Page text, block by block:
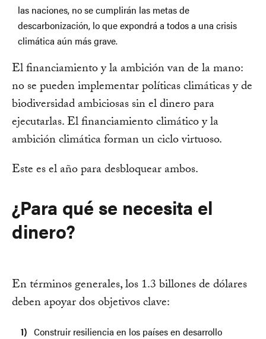
las naciones, no se cumplirán las metas de
descarbonización, lo que expondrá a todos a una crisis
climática aún más grave.
El financiamiento y la ambición van de la mano:
no se pueden implementar políticas climáticas y de
biodiversidad ambiciosas sin el dinero para
ejecutarlas. El financiamiento climático y la
ambición climática forman un ciclo virtuoso.
Este es el año para desbloquear ambos.
¿Para qué se necesita el
dinero?
En términos generales, los 1.3 billones de dólares
deben apoyar dos objetivos clave:
Construir resiliencia en los países en desarrollo